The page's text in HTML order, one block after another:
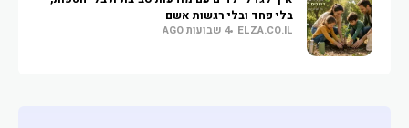
בלי פחד ובלי רגשות אשם
ELZA.CO.IL 4 שבועות AGO